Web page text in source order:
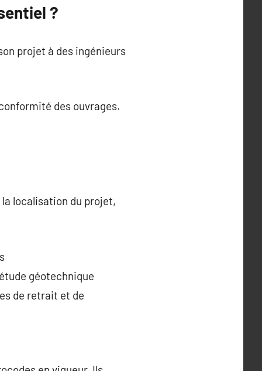
?
projet à des ingénieurs
des ouvrages.
localisation du projet,
géotechnique
de retrait et de